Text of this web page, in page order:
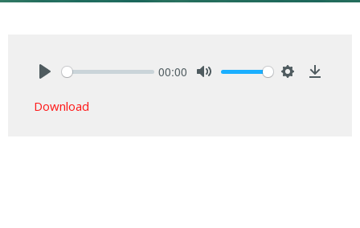
00:00
Download